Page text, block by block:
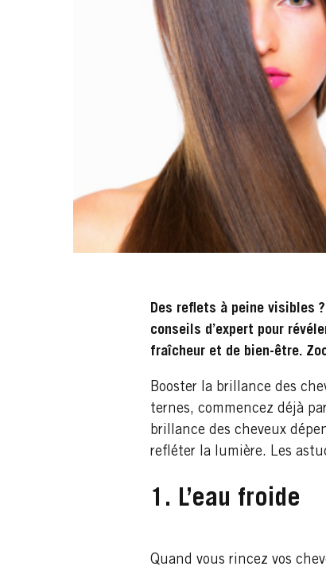
Des reflets à peine visibles
conseils d’expert pour
fraîcheur et de bien-être.
Booster la brillance des
ternes, commencez déjà
brillance des cheveux
refléter la lumière. Les
1. L’eau froide
Quand vous rincez vos